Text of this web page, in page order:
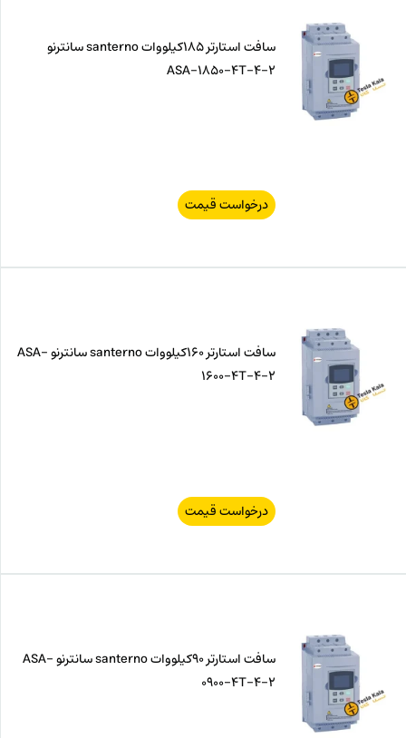
سافت استارتر 185کیلووات santerno سانترنو
ASA-1850-4T-4-2
درخواست قیمت
سافت استارتر 160کیلووات santerno سانترنو ASA-
1600-4T-4-2
درخواست قیمت
سافت استارتر 90کیلووات santerno سانترنو ASA-
0900-4T-4-2